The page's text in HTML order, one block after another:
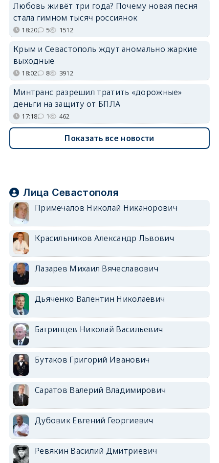
Любовь живёт три года? Почему новая песня
стала гимном тысяч россиянок
18:20 5 1512
Крым и Севастополь ждут аномально жаркие
выходные
18:02 8 3912
Минтранс разрешил тратить «дорожные»
деньги на защиту от БПЛА
17:18 1 462
Показать все новости
Лица Севастополя
Примечалов Николай Никанорович
Красильников Александр Львович
Лазарев Михаил Вячеславович
Дьяченко Валентин Николаевич
Багринцев Николай Васильевич
Бутаков Григорий Иванович
Саратов Валерий Владимирович
Дубовик Евгений Георгиевич
Ревякин Василий Дмитриевич